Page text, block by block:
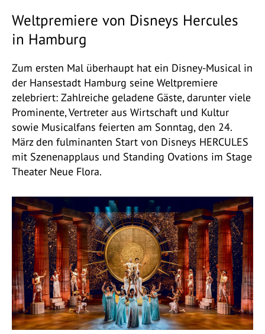
Weltpremiere von Disneys Hercules
in Hamburg
Zum ersten Mal überhaupt hat ein Disney-Musical in
der Hansestadt Hamburg seine Weltpremiere
zelebriert: Zahlreiche geladene Gäste, darunter viele
Prominente, Vertreter aus Wirtschaft und Kultur
sowie Musicalfans feierten am Sonntag, den 24.
März den fulminanten Start von Disneys HERCULES
mit Szenenapplaus und Standing Ovations im Stage
Theater Neue Flora.